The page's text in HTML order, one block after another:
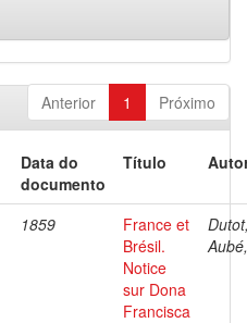
Anterior 1 Próximo
Data do
documento
Título
1859
France et
Brésil.
Notice
sur Dona
Francisca